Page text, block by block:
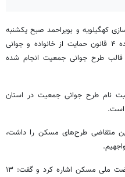
کهگیلویه و بویراحمد صبح یکشنبه
در آئین واگذاری زمین به ۵۴٠ خانوار «ماده ۴ قانون حمایت از خانواده و جوانی
طرح جوانی جمعیت انجام شده
۶ هزار و ۹۸٠ مورد ثبت نام طرح جوانی جمعیت در استان
متقاضی طرح‌های مسکن را داشت،
مدیرکل راه و شهرسازی استان به طرح نهضت ملی مسکن اشاره کرد و گفت: ۱۳